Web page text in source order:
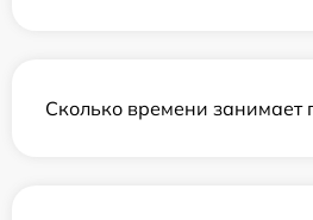
Сколько времени занимает